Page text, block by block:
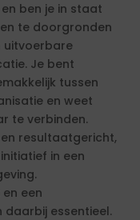
ben je in staat
te doorgronden
uitvoerbare
Je bent
tussen
en weet
te verbinden.
resultaatgericht,
in een
een
daarbij essentieel.